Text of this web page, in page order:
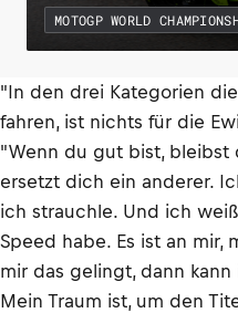
MOTOGP WORLD
"In den drei Kategorien
fahren, ist nichts für die
"Wenn du gut bist, bleibst
ersetzt dich ein anderer.
ich strauchle. Und ich
Speed habe. Es ist an mir,
mir das gelingt, dann
Mein Traum ist, um den